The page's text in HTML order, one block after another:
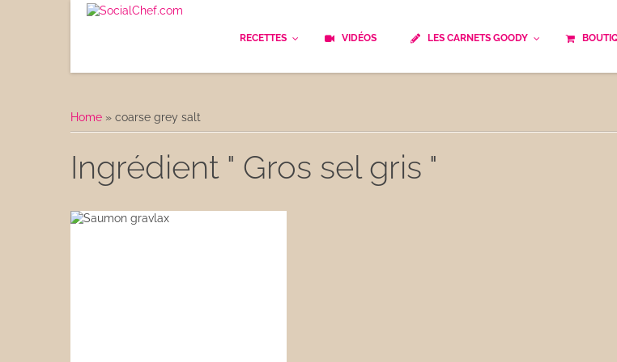
RECETTES
Le Pain
Apéritifs
Déjeuner
Cuisine française traditionnelle
VIDÉOS LES CARNETS GOODY
Spécialité culinaire
Les astuces Goody
Home » coarse grey salt
Ingrédient " Gros sel gris "